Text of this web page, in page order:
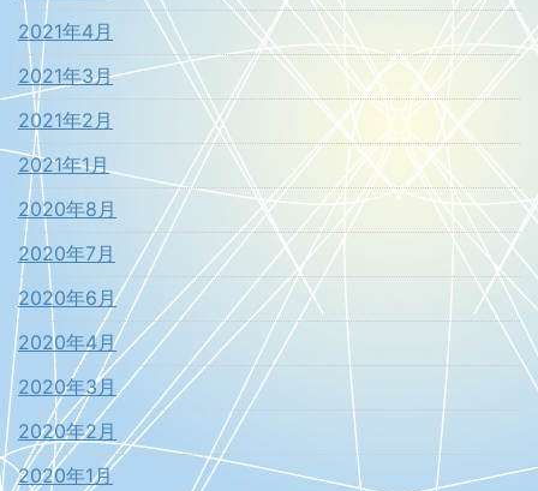
2021年4月
2021年3月
2021年2月
2021年1月
2020年8月
2020年7月
2020年6月
2020年4月
2020年3月
2020年2月
2020年1月